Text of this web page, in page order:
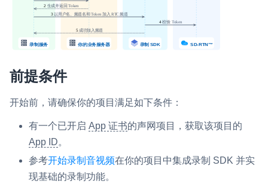
融合 CDN 直播
对接国内外多家 CDN 供应商，提供一个整体播放体验最佳的
CDN 直播方案
为智能硬件提供优质的媒体流传输，实现人与人、人与物、物与
实时互动扩展能力
实时转录翻译
快速实现实时的语音转写功能
互动白板
前提条件
开始前，请确保你的项目满足如下条件：
有一个已开启 App 证书的声网项目，获取该项目的
App ID。
参考开始录制音视频在你的项目中集成录制 SDK 并实
现基础的录制功能。